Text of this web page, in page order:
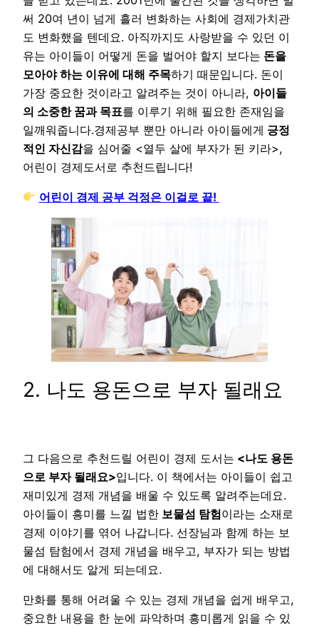
써 20여 년이 넘게 흘러 변화하는 사회에 경제가치관
도 변화했을 텐데요. 아직까지도 사랑받을 수 있던 이
유는 아이들이 어떻게 돈을 벌어야 할지 보다는 돈을
모아야 하는 이유에 대해 주목하기 때문입니다. 돈이
가장 중요한 것이라고 알려주는 것이 아니라, 아이들
의 소중한 꿈과 목표를 이루기 위해 필요한 존재임을
일깨워줍니다.경제공부 뿐만 아니라 아이들에게 긍정
적인 자신감을 심어줄 <열두 살에 부자가 된 키라>,
어린이 경제도서로 추천드립니다!
어린이 경제 공부 걱정은 이걸로 끝!
2. 나도 용돈으로 부자 될래요
그 다음으로 추천드릴 어린이 경제 도서는 <나도 용돈
으로 부자 될래요>입니다. 이 책에서는 아이들이 쉽고
재미있게 경제 개념을 배울 수 있도록 알려주는데요.
아이들이 흥미를 느낄 법한 보물섬 탐험이라는 소재로
경제 이야기를 엮어 나갑니다. 선장님과 함께 하는 보
물섬 탐험에서 경제 개념을 배우고, 부자가 되는 방법
에 대해서도 알게 되는데요.
만화를 통해 어려울 수 있는 경제 개념을 쉽게 배우고,
중요한 내용을 한 눈에 파악하며 흥미롭게 읽을 수 있